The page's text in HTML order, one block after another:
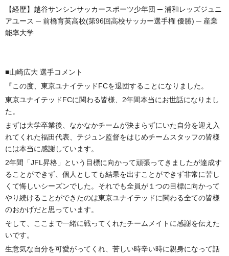
【経歴】越谷サンシンサッカースポーツ少年団 ─ 浦和レッズジュニ
アユース ─ 前橋育英高校(第96回高校サッカー選手権 優勝) ─ 産業
能率大学
■山崎広大 選手コメント
『この度、東京ユナイテッドFCを退団することになりました。
東京ユナイテッドFCに関わる皆様、2年間本当にお世話になりまし
た。
まずは大学卒業後、なかなかチームが決まらずにいた自分を迎え入
れてくれた福田代表、テジュン監督をはじめチームスタッフの皆様
には本当に感謝しています。
2年間「JFL昇格」という目標に向かって頑張ってきましたが達成す
ることができず、個人としても結果を出すことができず非常に苦し
くて悔しいシーズンでした。それでも全員が１つの目標に向かって
やり続けることができたのは東京ユナイテッドに関わる全ての皆様
のおかげだと思っています。
そして、ここまで一緒に戦ってくれたチームメイトに感謝を伝えた
いです。
生意気な自分を可愛がってくれ、苦しい時辛い時に親身になって話